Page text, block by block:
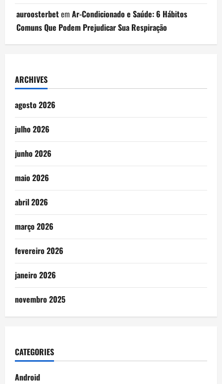
auroosterbetem Ar-Condicionado e Saúde: 6 Hábitos
Comuns Que Podem Prejudicar Sua Respiração
ARCHIVES
agosto 2026
julho 2026
junho 2026
maio 2026
abril 2026
março 2026
fevereiro 2026
janeiro 2026
novembro 2025
CATEGORIES
Android